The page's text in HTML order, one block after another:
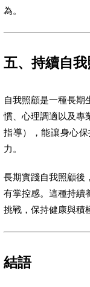
為。
五、持續自
自我照顧是一種長期
慣、心理調適以及專
指導），能讓身心
力。
長期實踐自我照顧後
有掌控感。這種持續
挑戰，保持健康與積
結語